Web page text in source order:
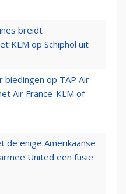
breidt
KLM op Schiphol uit
biedingen op TAP Air
Air France-KLM of
de enige Amerikaanse
United een fusie